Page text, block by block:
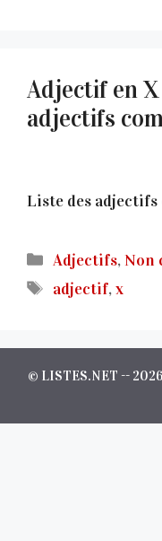
Adjectif en
adjectifs
Liste des adjectifs
Catégories
Adjectifs,Non
Étiquettes
adjectif,x
© LISTES.NET --